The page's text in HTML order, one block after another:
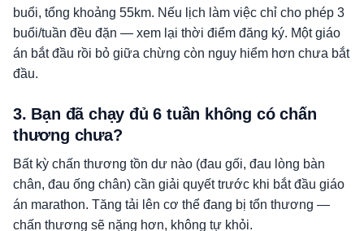
buổi, tổng khoảng 55km. Nếu lịch làm việc chỉ cho phép 3
buổi/tuần đều đặn — xem lại thời điểm đăng ký. Một giáo
án bắt đầu rồi bỏ giữa chừng còn nguy hiểm hơn chưa bắt
đầu.
3. Bạn đã chạy đủ 6 tuần không có chấn
thương chưa?
Bất kỳ chấn thương tồn dư nào (đau gối, đau lòng bàn
chân, đau ống chân) cần giải quyết trước khi bắt đầu giáo
án marathon. Tăng tải lên cơ thể đang bị tổn thương —
chấn thương sẽ nặng hơn, không tự khỏi.